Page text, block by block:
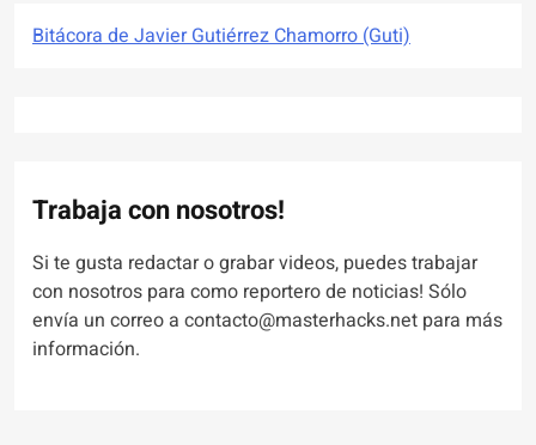
Bitácora de Javier Gutiérrez Chamorro (Guti)
Trabaja con nosotros!
Si te gusta redactar o grabar videos, puedes trabajar
con nosotros para como reportero de noticias! Sólo
envía un correo a contacto@masterhacks.net para más
información.